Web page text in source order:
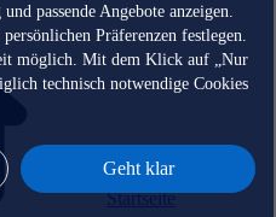
passende Angebote anzeigen.
Präferenzen festlegen.
möglich. Mit dem Klick auf „Nur
technisch notwendige Cookies
Geht klar
Startseite